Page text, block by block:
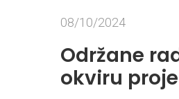
08/10/2024
Održane
okviru